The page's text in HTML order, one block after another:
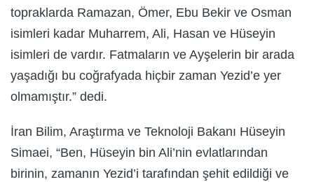
topraklarda Ramazan, Ömer, Ebu Bekir ve Osman
isimleri kadar Muharrem, Ali, Hasan ve Hüseyin
isimleri de vardır. Fatmaların ve Ayşelerin bir arada
yaşadığı bu coğrafyada hiçbir zaman Yezid’e yer
olmamıştır.” dedi.
İran Bilim, Araştırma ve Teknoloji Bakanı Hüseyin
Simaei, “Ben, Hüseyin bin Ali’nin evlatlarından
birinin, zamanın Yezid’i tarafından şehit edildiği ve